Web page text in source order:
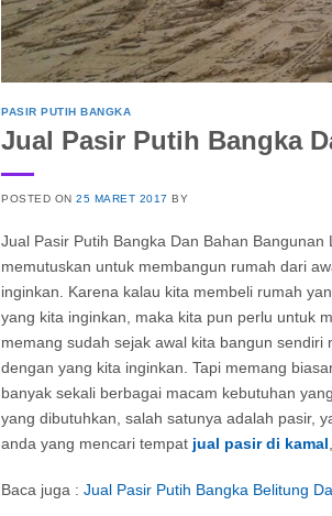
PASIR PUTIH BANGKA
Jual Pasir Putih Bangka
POSTED ON25 MARET 2017 BY
Jual Pasir Putih Bangka Dan Bahan
memutuskan untuk membangun rumah dari
inginkan. Karena kalau kita membeli rumah
yang kita inginkan, maka kita pun perlu untuk
memang sudah sejak awal kita bangun
dengan yang kita inginkan. Tapi memang
banyak sekali berbagai macam kebutuhan
yang dibutuhkan, salah satunya adalah pasir,
anda yang mencari tempat jual pasir di kamal
Baca juga : Jual Pasir Putih Bangka Belitung